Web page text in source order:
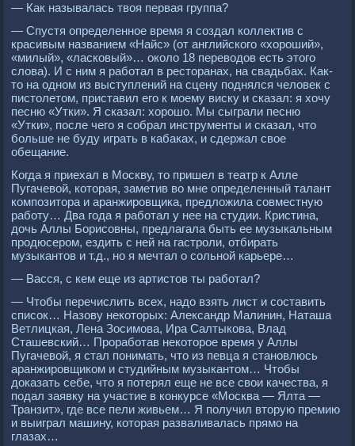
— Как называлась твоя первая группа?
— Спустя определенное время я создал коллектив с
красивым названием «Найс» (от английского «хороший»,
«милый», «ласковый»… около 18 переводов есть этого
слова). И с ним я работал в ресторанах, на свадьбах. Как-
то на одном из выступлений на сцену поднялся человек с
пистолетом, приставил его к моему виску и сказал: я хочу
песню «Утки». Я сказал: хорошо. Мы сыграли песню
«Утки», после чего я собрал инструменты и сказал, что
больше не буду играть в кабаках, и сдержал свое
обещание.
Когда я приехал в Москву, то пришел в театр к Алле
Пугачевой, которая, заметив во мне определенный талант
композитора и аранжировщика, предложила совместную
работу… Два года я работал у нее на студии. Кристина,
дочь Аллы Борисовны, предлагала быть ее музыкальным
продюсером, ездить с ней на гастроли, отбирать
музыкантов и т.д., но я мечтал о сольной карьере…
— Васся, с кем еще из артистов ты работал?
— Чтобы перечислить всех, надо взять лист и составить
список… Назову некоторых: Александр Малинин, Наташа
Ветлицкая, Лена Зосимова, Ира Салтыкова, Влад
Сташевский… Проработав некоторое время у Аллы
Пугачевой, я стал понимать, что из певца я становлюсь
аранжировщиком и студийным музыкантом… Чтобы
доказать себе, что я потерял еще не все свои качества, я
подал заявку на участие в конкурсе «Москва — Ялта —
Транзит», где все пели живьем… Я получил вторую премию
и выиграл машину, которая разваливалась прямо на
глазах…